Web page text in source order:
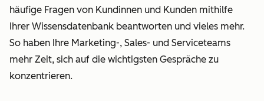
häufige Fragen von Kundinnen und Kunden mithilfe
Ihrer Wissensdatenbank beantworten und vieles mehr.
So haben Ihre Marketing-, Sales- und Serviceteams
mehr Zeit, sich auf die wichtigsten Gespräche zu
konzentrieren.